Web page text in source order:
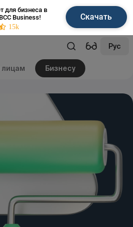
для бизнеса в
Business!
15k
Скачать
Рус
Бизнесу